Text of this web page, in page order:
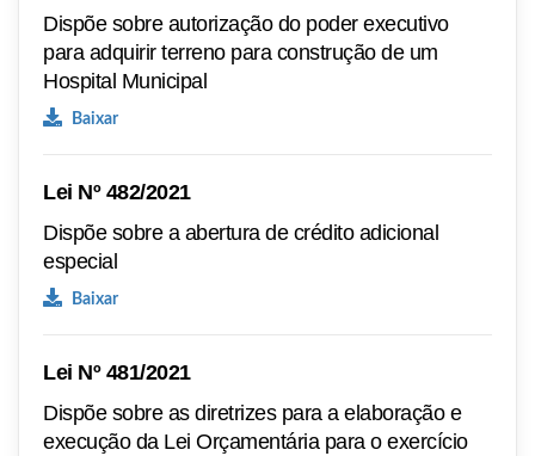
Dispõe sobre autorização do poder executivo
para adquirir terreno para construção de um
Hospital Municipal
Baixar
Lei Nº 482/2021
Dispõe sobre a abertura de crédito adicional
especial
Baixar
Lei Nº 481/2021
Dispõe sobre as diretrizes para a elaboração e
execução da Lei Orçamentária para o exercício